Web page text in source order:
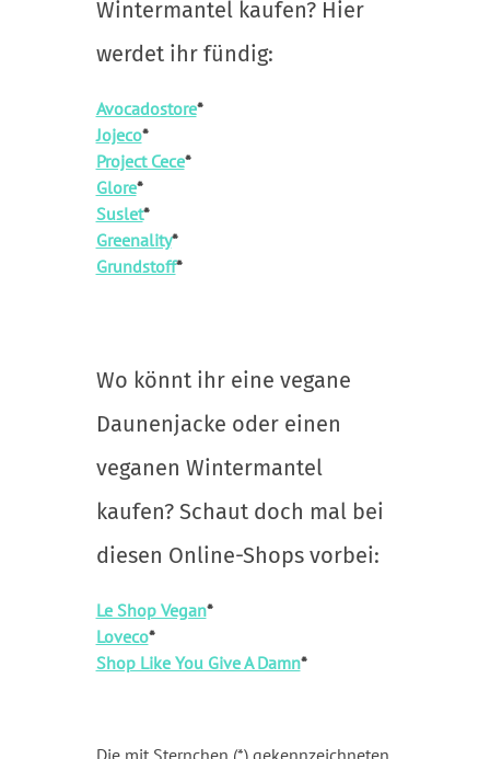
Wintermantel kaufen? Hier
werdet ihr fündig:
Avocadostore*
Jojeco*
Project Cece*
Glore*
Suslet*
Greenality*
Grundstoff*
Wo könnt ihr eine vegane
Daunenjacke oder einen
veganen Wintermantel
kaufen? Schaut doch mal bei
diesen Online-Shops vorbei:
Le Shop Vegan*
Loveco*
Shop Like You Give A Damn*
Die mit Sternchen (*) gekennzeichneten